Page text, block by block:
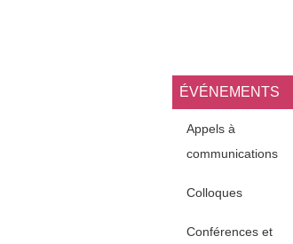
ÉVÉNEMENTS
Appels à
communications
Colloques
Conférences et